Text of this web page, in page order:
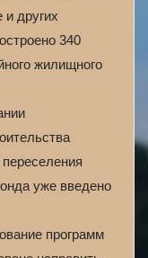
и других
340
жилищного
уже введено
программ